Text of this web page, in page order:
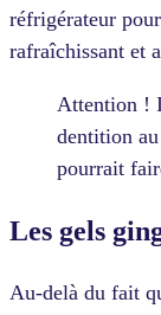
réfrigérateur
rafraîchissant et
Attention !
dentition
pourrait
Les gels
Au-delà du fait